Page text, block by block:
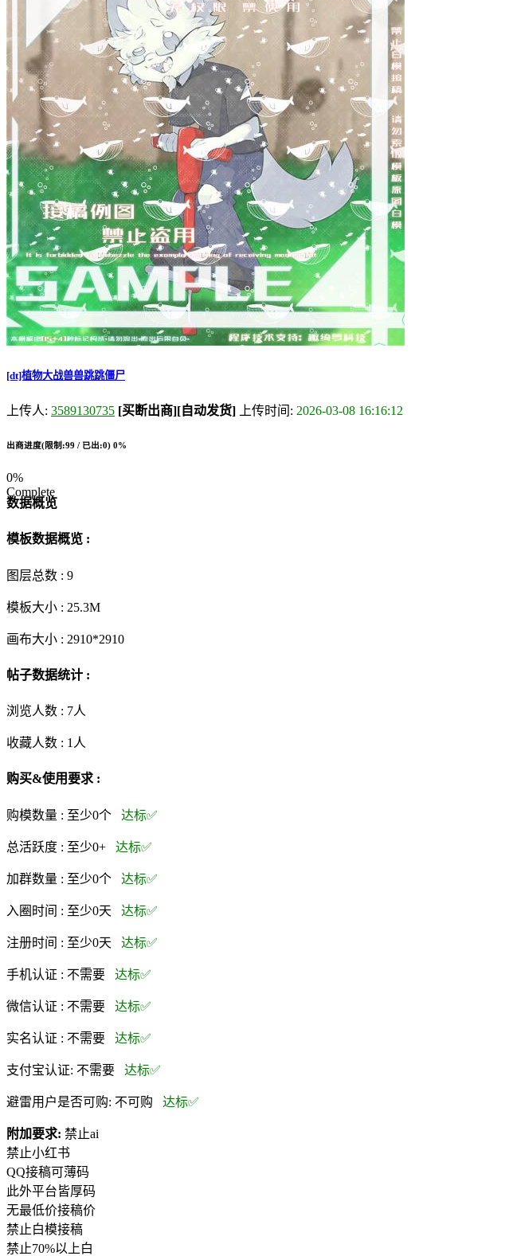
[dt]植物大战兽兽跳跳僵尸
上传人: 3589130735 [买断出商][自动发货] 上传时间: 2026-03-08 16:16:12
出商进度(限制:99 / 已出:0) 0%
0%
Complete
数据概览
模板数据概览 :
图层总数 : 9
模板大小 : 25.3M
画布大小 : 2910*2910
帖子数据统计 :
浏览人数 : 7人
收藏人数 : 1 人
购买&使用要求 :
购模数量 : 至少0个 达标✅
总活跃度 : 至少0+ 达标✅
加群数量 : 至少0个 达标✅
入圈时间 : 至少0天 达标✅
注册时间 : 至少0天 达标✅
手机认证 : 不需要 达标✅
微信认证 : 不需要 达标✅
实名认证 : 不需要 达标✅
支付宝认证: 不需要 达标✅
避雷用户是否可购: 不可购 达标✅
附加要求: 禁止ai
禁止小红书
QQ接稿可薄码
此外平台皆厚码
无最低价接稿价
禁止白模接稿
禁止70%以上白